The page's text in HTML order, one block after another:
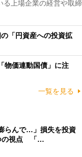
上場企業の経営や取締
「円資産への投資拡
物価連動国債」に注
一覧を見る
らんで…」損失を投資
の視点 「…